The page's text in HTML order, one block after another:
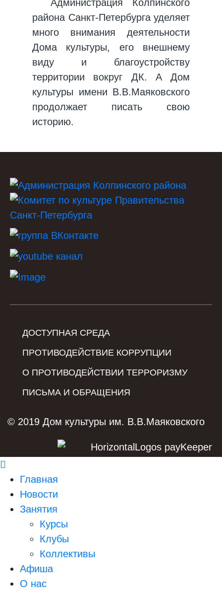
Администрация Колпинского
района Санкт-Петербурга уделяет
много внимания деятельности
Дома культуры, его внешнему
виду и благоустройству
территории вокруг ДК. А Дом
культуры имени В.В.Маяковского
продолжает писать свою
историю.
ДОСТУПНАЯ СРЕДА
ПРОТИВОДЕЙСТВИЕ КОРРУПЦИИ
О ПРОТИВОДЕЙСТВИИ ТЕРРОРИЗМУ
ПИСЬМА И ОБРАЩЕНИЯ
© 2019 Дом культуры им. В.В.Маяковского
Главная
Новости
Занятия
Курсы
Клубы
Коллективы
Афиша
О нас